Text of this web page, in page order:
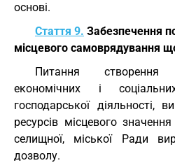
основі.
Стаття 9. Забезпечення
місцевого самоврядування
Питання створення
економічних і
господарської діяльності,
ресурсів місцевого значення
селищної, міської Ради
дозволу.